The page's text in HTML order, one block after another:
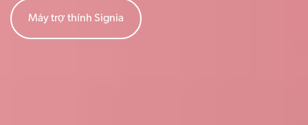
Máy trợ thính Signia